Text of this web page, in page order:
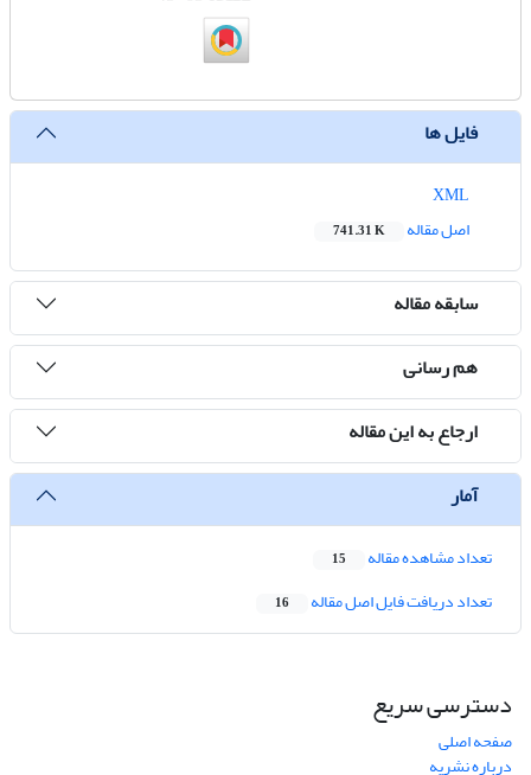
فایل ها
اصل مقاله
741.31 K
سابقه مقاله
هم رسانی
ارجاع به این مقاله
آمار
تعداد مشاهده مقاله 15
تعداد دریافت فایل اصل مقاله 16
دسترسی سریع
صفحه اصلی
درباره نشریه